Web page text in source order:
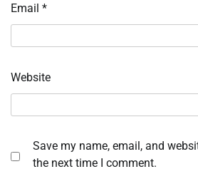
Email *
Website
Save my name, email, and
the next time I comment.